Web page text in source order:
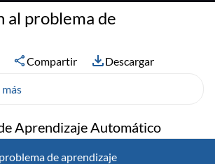
Aprendizaje Automático
de aprendizaje
al problema de
Compartir Descargar